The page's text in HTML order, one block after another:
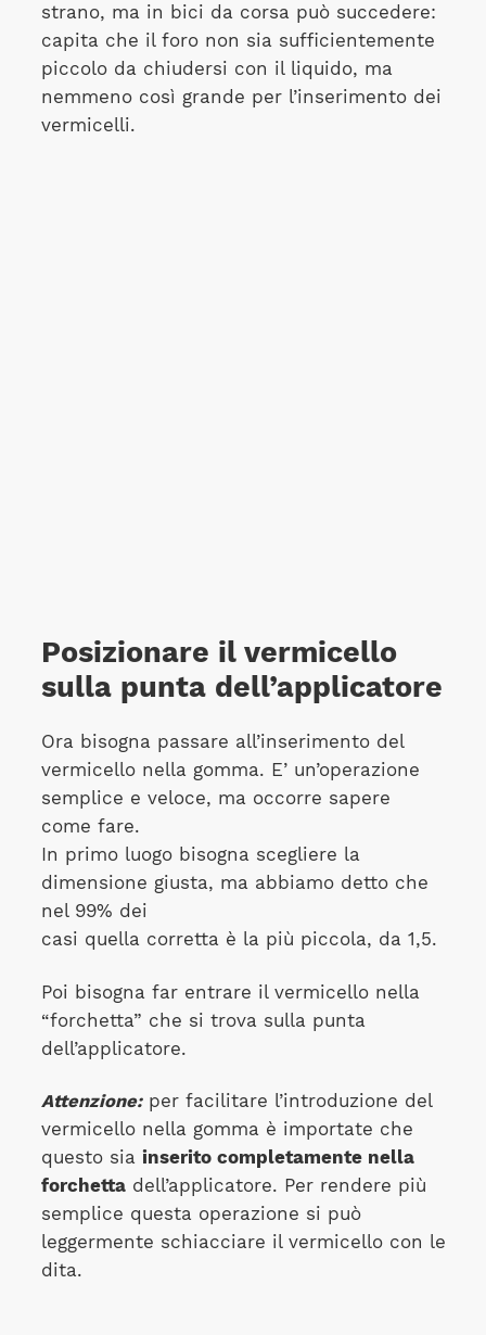
strano, ma in bici da corsa può succedere:
capita che il foro non sia sufficientemente
piccolo da chiudersi con il liquido, ma
nemmeno così grande per l’inserimento dei
vermicelli.
Posizionare il vermicello
sulla punta dell’applicatore
Ora bisogna passare all’inserimento del
vermicello nella gomma. E’ un’operazione
semplice e veloce, ma occorre sapere
come fare.
In primo luogo bisogna scegliere la
dimensione giusta, ma abbiamo detto che
nel 99% dei
casi quella corretta è la più piccola, da 1,5.
Poi bisogna far entrare il vermicello nella
“forchetta” che si trova sulla punta
dell’applicatore.
Attenzione:per facilitare l’introduzione del
vermicello nella gomma è importate che
questo sia inserito completamente nella
forchettadell’applicatore. Per rendere più
semplice questa operazione si può
leggermente schiacciare il vermicello con le
dita.